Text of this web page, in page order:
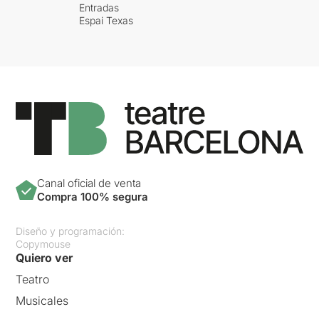
Entradas
Espai Texas
Canal oficial de venta
Compra 100% segura
Diseño y programación:
Copymouse
Quiero ver
Teatro
Musicales